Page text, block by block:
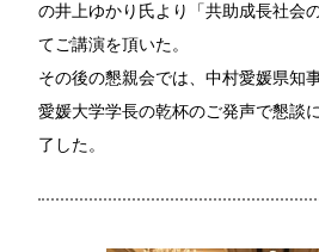
の井上ゆかり氏より「共助成長社会
てご講演を頂いた。
その後の懇親会では、中村愛媛県知
愛媛大学学長の乾杯のご発声で懇談
了した。